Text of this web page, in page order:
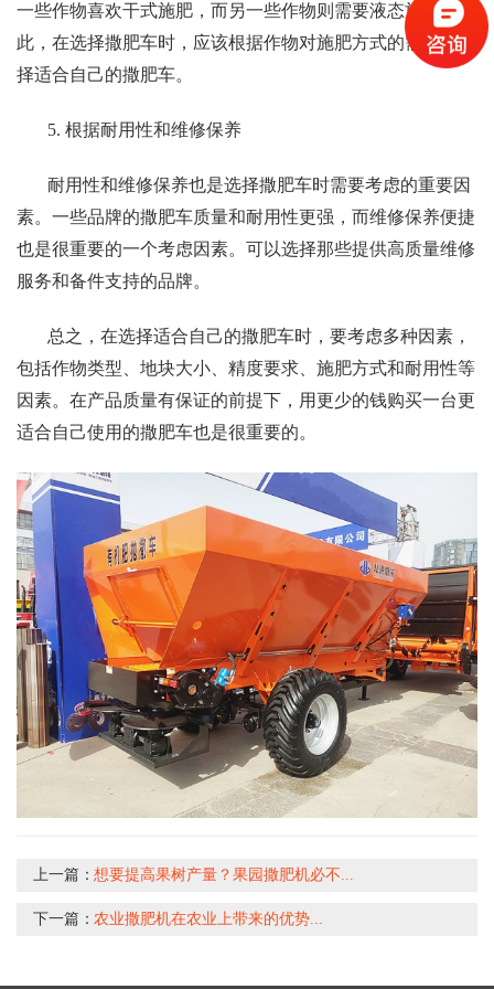
一些作物喜欢干式施肥，而另一些作物则需要液态施肥。因
此，在选择撒肥车时，应该根据作物对施肥方式的需求来选
择适合自己的撒肥车。
5. 根据耐用性和维修保养
耐用性和维修保养也是选择撒肥车时需要考虑的重要因
素。一些品牌的撒肥车质量和耐用性更强，而维修保养便捷
也是很重要的一个考虑因素。可以选择那些提供高质量维修
服务和备件支持的品牌。
总之，在选择适合自己的撒肥车时，要考虑多种因素，
包括作物类型、地块大小、精度要求、施肥方式和耐用性等
因素。在产品质量有保证的前提下，用更少的钱购买一台更
适合自己使用的撒肥车也是很重要的。
上一篇：想要提高果树产量？果园撒肥机必不...
下一篇：农业撒肥机在农业上带来的优势...